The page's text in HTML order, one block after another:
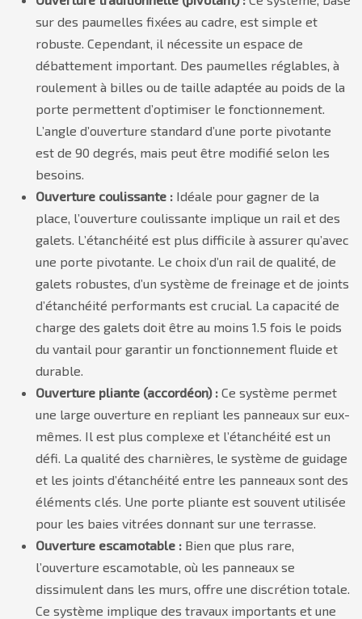
sur des paumelles fixées au cadre, est simple et
robuste. Cependant, il nécessite un espace de
débattement important. Des paumelles réglables, à
roulement à billes ou de taille adaptée au poids de la
porte permettent d’optimiser le fonctionnement.
L’angle d’ouverture standard d’une porte pivotante
est de 90 degrés, mais peut être modifié selon les
besoins.
Ouverture coulissante : Idéale pour gagner de la
place, l’ouverture coulissante implique un rail et des
galets. L’étanchéité est plus difficile à assurer qu’avec
une porte pivotante. Le choix d’un rail de qualité, de
galets robustes, d’un système de freinage et de joints
d’étanchéité performants est crucial. La capacité de
charge des galets doit être au moins 1.5 fois le poids
du vantail pour garantir un fonctionnement fluide et
durable.
Ouverture pliante (accordéon) : Ce système permet
une large ouverture en repliant les panneaux sur eux-
mêmes. Il est plus complexe et l’étanchéité est un
défi. La qualité des charnières, le système de guidage
et les joints d’étanchéité entre les panneaux sont des
éléments clés. Une porte pliante est souvent utilisée
pour les baies vitrées donnant sur une terrasse.
Ouverture escamotable : Bien que plus rare,
l’ouverture escamotable, où les panneaux se
dissimulent dans les murs, offre une discrétion totale.
Ce système implique des travaux importants et une